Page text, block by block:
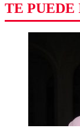
TE PUEDE